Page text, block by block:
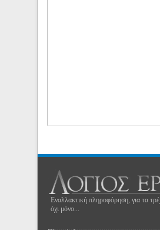
Εναλλακτική πληροφόρηση, για τα
όχι μόνο...